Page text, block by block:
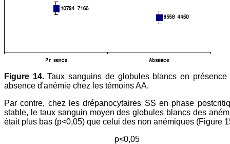
Figure 14.Taux sanguins de globules blancs en présence
absence d'anémie chez les témoins AA.
Par contre, chez les drépanocytaires SS en phase
stable, le taux sanguin moyen des globules blancs des
était plus bas (p<0,05) que celui des non anémiques (Figure
p<0,05